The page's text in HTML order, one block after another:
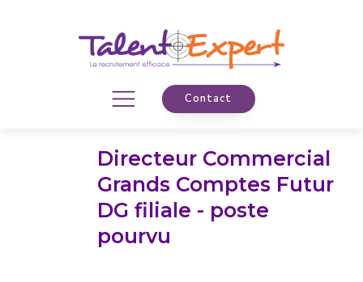
Contact
Directeur Commercial
Grands Comptes Futur
DG filiale - poste
pourvu